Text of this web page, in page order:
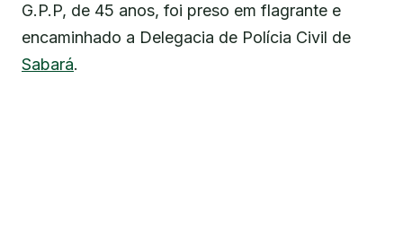
G.P.P, de 45 anos, foi preso em flagrante e
encaminhado a Delegacia de Polícia Civil de
Sabará.